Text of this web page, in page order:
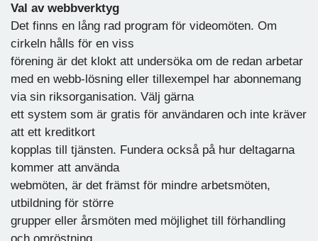
Val av webbverktyg
Det finns en lång rad program för videomöten. Om
cirkeln hålls för en viss
förening är det klokt att undersöka om de redan arbetar
med en webb-lösning eller tillexempel har abonnemang
via sin riksorganisation. Välj gärna
ett system som är gratis för användaren och inte kräver
att ett kreditkort
kopplas till tjänsten. Fundera också på hur deltagarna
kommer att använda
webmöten, är det främst för mindre arbetsmöten,
utbildning för större
grupper eller årsmöten med möjlighet till förhandling